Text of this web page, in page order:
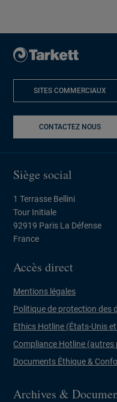
SITES COMMERCIAUX
CONTACTEZ NOUS
Siège social
1 Terrasse Bellini
Tour Initiale
92919 Paris La Défense
France
Accès direct
Mentions légales
Politique de protection des
Ethics Hotline (États-Unis
Compliance Hotline (autres
Documents Éthique &
Archives &